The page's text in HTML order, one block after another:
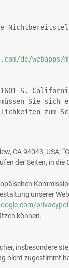
de/webapps/
S.
Sie
CA 94043, USA;
der Seiten, in die
unserer
können.
insbesondere
nicht zugestimmt